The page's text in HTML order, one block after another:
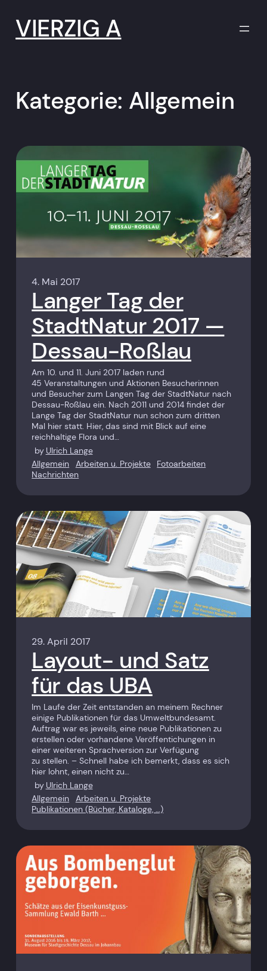
Inhalt
springenVIERZIG A
Kategorie: Allgemein
4. Mai 2017
Langer Tag der
StadtNatur 2017 —
Dessau-Roßlau
Am 10. und 11. Juni 2017 laden rund
45 Veranstaltungen und Aktionen Besucherinnen
und Besucher zum Langen Tag der StadtNatur nach
Dessau-Roßlau ein. Nach 2011 und 2014 findet der
Lange Tag der StadtNatur nun schon zum dritten
Mal hier statt. Hier, das sind mit Blick auf eine
reichhaltige Flora und…
by Ulrich Lange
Allgemein
Arbeiten u. Projekte
Fotoarbeiten
Nachrichten
29. April 2017
Layout- und Satz
für das UBA
Im Laufe der Zeit entstanden an meinem Rechner
einige Publikationen für das Umweltbundesamt.
Auftrag war es jeweils, eine neue Publikationen zu
erstellen oder vorhandene Veröffentichungen in
einer weiteren Sprachversion zur Verfügung
zu stellen. – Schnell habe ich bemerkt, dass es sich
hier lohnt, einen nicht zu…
by Ulrich Lange
Allgemein
Arbeiten u. Projekte
Publikationen (Bücher, Kataloge, …)